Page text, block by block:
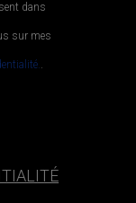
dans
sur mes
.